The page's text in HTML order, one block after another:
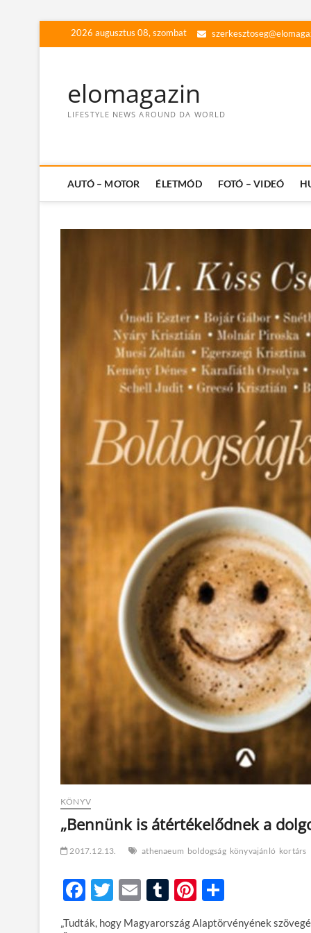
2026 augusztus 08, szombat
elomagazin
LIFESTYLE NEWS AROUND DA WORLD
AUTÓ – MOTOR ÉLETMÓD FOTÓ – VIDEÓ
KÖNYV
„Bennünk is átértékelődnek a
2017.12.13. athenaeum boldogság könyvajánló kortárs
F
ac
T
w
E
T
Pi
nt
ss
„Tudták, hogy Magyarország Alaptörvényének